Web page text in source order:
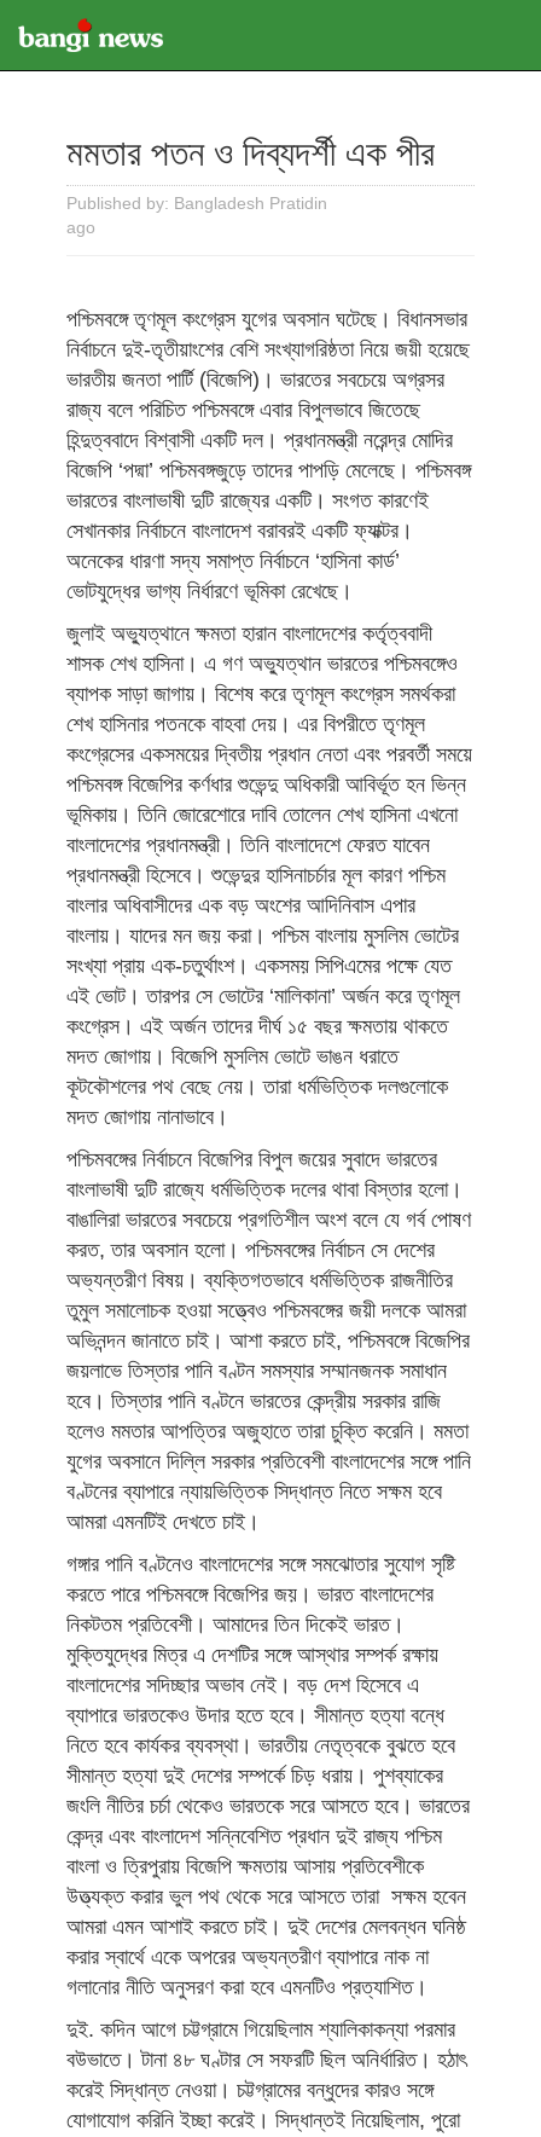
মমতার পতন ও দিব্যদর্শী এক পীর
Published by: Bangladesh Pratidin
ago
পশ্চিমবঙ্গে তৃণমূল কংগ্রেস যুগের অবসান ঘটেছে। বিধানসভার
নির্বাচনে দুই-তৃতীয়াংশের বেশি সংখ্যাগরিষ্ঠতা নিয়ে জয়ী হয়েছে
ভারতীয় জনতা পার্টি (বিজেপি)। ভারতের সবচেয়ে অগ্রসর
রাজ্য বলে পরিচিত পশ্চিমবঙ্গে এবার বিপুলভাবে জিতেছে
হিন্দুত্ববাদে বিশ্বাসী একটি দল। প্রধানমন্ত্রী নরেন্দ্র মোদির
বিজেপি ‘পদ্মা’ পশ্চিমবঙ্গজুড়ে তাদের পাপড়ি মেলেছে। পশ্চিমবঙ্গ
ভারতের বাংলাভাষী দুটি রাজ্যের একটি। সংগত কারণেই
সেখানকার নির্বাচনে বাংলাদেশ বরাবরই একটি ফ্যাক্টর।
অনেকের ধারণা সদ্য সমাপ্ত নির্বাচনে ‘হাসিনা কার্ড’
ভোটযুদ্ধের ভাগ্য নির্ধারণে ভূমিকা রেখেছে।
জুলাই অভ্যুত্থানে ক্ষমতা হারান বাংলাদেশের কর্তৃত্ববাদী
শাসক শেখ হাসিনা। এ গণ অভ্যুত্থান ভারতের পশ্চিমবঙ্গেও
ব্যাপক সাড়া জাগায়। বিশেষ করে তৃণমূল কংগ্রেস সমর্থকরা
শেখ হাসিনার পতনকে বাহবা দেয়। এর বিপরীতে তৃণমূল
কংগ্রেসের একসময়ের দ্বিতীয় প্রধান নেতা এবং পরবর্তী সময়ে
পশ্চিমবঙ্গ বিজেপির কর্ণধার শুভেন্দু অধিকারী আবির্ভূত হন ভিন্ন
ভূমিকায়। তিনি জোরেশোরে দাবি তোলেন শেখ হাসিনা এখনো
বাংলাদেশের প্রধানমন্ত্রী। তিনি বাংলাদেশে ফেরত যাবেন
প্রধানমন্ত্রী হিসেবে। শুভেন্দুর হাসিনাচর্চার মূল কারণ পশ্চিম
বাংলার অধিবাসীদের এক বড় অংশের আদিনিবাস এপার
বাংলায়। যাদের মন জয় করা। পশ্চিম বাংলায় মুসলিম ভোটের
সংখ্যা প্রায় এক-চতুর্থাংশ। একসময় সিপিএমের পক্ষে যেত
এই ভোট। তারপর সে ভোটের ‘মালিকানা’ অর্জন করে তৃণমূল
কংগ্রেস। এই অর্জন তাদের দীর্ঘ ১৫ বছর ক্ষমতায় থাকতে
মদত জোগায়। বিজেপি মুসলিম ভোটে ভাঙন ধরাতে
কূটকৌশলের পথ বেছে নেয়। তারা ধর্মভিত্তিক দলগুলোকে
মদত জোগায় নানাভাবে।
পশ্চিমবঙ্গের নির্বাচনে বিজেপির বিপুল জয়ের সুবাদে ভারতের
বাংলাভাষী দুটি রাজ্যে ধর্মভিত্তিক দলের থাবা বিস্তার হলো।
বাঙালিরা ভারতের সবচেয়ে প্রগতিশীল অংশ বলে যে গর্ব পোষণ
করত, তার অবসান হলো। পশ্চিমবঙ্গের নির্বাচন সে দেশের
অভ্যন্তরীণ বিষয়। ব্যক্তিগতভাবে ধর্মভিত্তিক রাজনীতির
তুমুল সমালোচক হওয়া সত্ত্বেও পশ্চিমবঙ্গের জয়ী দলকে আমরা
অভিনন্দন জানাতে চাই। আশা করতে চাই, পশ্চিমবঙ্গে বিজেপির
জয়লাভে তিস্তার পানি বণ্টন সমস্যার সম্মানজনক সমাধান
হবে। তিস্তার পানি বণ্টনে ভারতের কেন্দ্রীয় সরকার রাজি
হলেও মমতার আপত্তির অজুহাতে তারা চুক্তি করেনি। মমতা
যুগের অবসানে দিল্লি সরকার প্রতিবেশী বাংলাদেশের সঙ্গে পানি
বণ্টনের ব্যাপারে ন্যায়ভিত্তিক সিদ্ধান্ত নিতে সক্ষম হবে
আমরা এমনটিই দেখতে চাই।
গঙ্গার পানি বণ্টনেও বাংলাদেশের সঙ্গে সমঝোতার সুযোগ সৃষ্টি
করতে পারে পশ্চিমবঙ্গে বিজেপির জয়। ভারত বাংলাদেশের
নিকটতম প্রতিবেশী। আমাদের তিন দিকেই ভারত।
মুক্তিযুদ্ধের মিত্র এ দেশটির সঙ্গে আস্থার সম্পর্ক রক্ষায়
বাংলাদেশের সদিচ্ছার অভাব নেই। বড় দেশ হিসেবে এ
ব্যাপারে ভারতকেও উদার হতে হবে। সীমান্ত হত্যা বন্ধে
নিতে হবে কার্যকর ব্যবস্থা। ভারতীয় নেতৃত্বকে বুঝতে হবে
সীমান্ত হত্যা দুই দেশের সম্পর্কে চিড় ধরায়। পুশব্যাকের
জংলি নীতির চর্চা থেকেও ভারতকে সরে আসতে হবে। ভারতের
কেন্দ্র এবং বাংলাদেশ সন্নিবেশিত প্রধান দুই রাজ্য পশ্চিম
বাংলা ও ত্রিপুরায় বিজেপি ক্ষমতায় আসায় প্রতিবেশীকে
উত্ত্যক্ত করার ভুল পথ থেকে সরে আসতে তারা সক্ষম হবেন
আমরা এমন আশাই করতে চাই। দুই দেশের মেলবন্ধন ঘনিষ্ঠ
করার স্বার্থে একে অপরের অভ্যন্তরীণ ব্যাপারে নাক না
গলানোর নীতি অনুসরণ করা হবে এমনটিও প্রত্যাশিত।
দুই. কদিন আগে চট্টগ্রামে গিয়েছিলাম শ্যালিকাকন্যা পরমার
বউভাতে। টানা ৪৮ ঘণ্টার সে সফরটি ছিল অনির্ধারিত। হঠাৎ
করেই সিদ্ধান্ত নেওয়া। চট্টগ্রামের বন্ধুদের কারও সঙ্গে
যোগাযোগ করিনি ইচ্ছা করেই। সিদ্ধান্তই নিয়েছিলাম, পুরো